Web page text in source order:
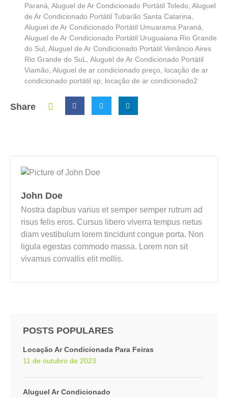
Paraná Aluguel de Ar Condicionado Portátil Toledo Aluguel
de Ar Condicionado Portátil Tubarão Santa Catarina
Aluguel de Ar Condicionado Portátil Umuarama Paraná
Aluguel de Ar Condicionado Portátil Uruguaiana Rio Grande
do Sul Aluguel de Ar Condicionado Portátil Venâncio Aires
Rio Grande do SuL
Aluguel de Ar Condicionado Portátil
Viamão Aluguel de ar condicionado preço
locação de ar
condicionado portátil sp
locação de ar condicionado2
Share
John Doe
Nostra dapibus varius et semper semper rutrum ad
risus felis eros. Cursus libero viverra tempus netus
diam vestibulum lorem tincidunt congue porta. Non
ligula egestas commodo massa. Lorem non sit
vivamus convallis elit mollis.
POSTS POPULARES
Locação Ar Condicionada Para Feiras
11 de outubro de 2023
Aluguel Ar Condicionado